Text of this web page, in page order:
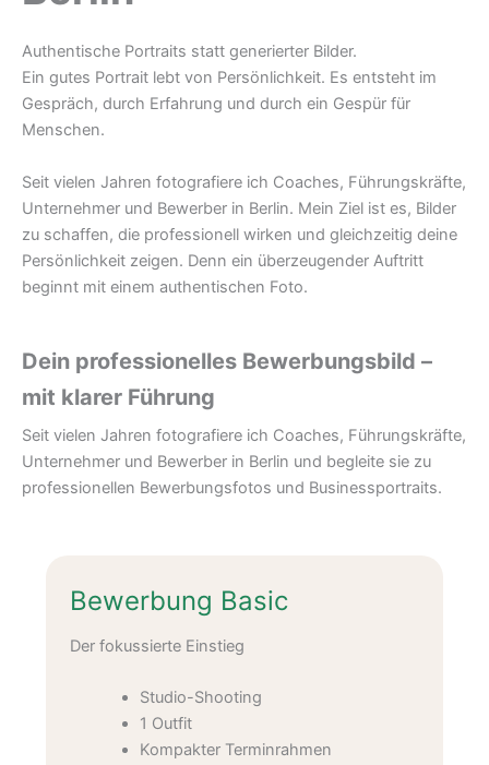
Authentische Portraits statt generierter Bilder.
Ein gutes Portrait lebt von Persönlichkeit. Es entsteht im
Gespräch, durch Erfahrung und durch ein Gespür für
Menschen.
Seit vielen Jahren fotografiere ich Coaches, Führungskräfte,
Unternehmer und Bewerber in Berlin. Mein Ziel ist es, Bilder
zu schaffen, die professionell wirken und gleichzeitig deine
Persönlichkeit zeigen. Denn ein überzeugender Auftritt
beginnt mit einem authentischen Foto.
Dein professionelles Bewerbungsbild –
mit klarer Führung
Seit vielen Jahren fotografiere ich Coaches, Führungskräfte,
Unternehmer und Bewerber in Berlin und begleite sie zu
professionellen Bewerbungsfotos und Businessportraits.
Bewerbung Basic
Der fokussierte Einstieg
Studio-Shooting
1 Outfit
Kompakter Terminrahmen